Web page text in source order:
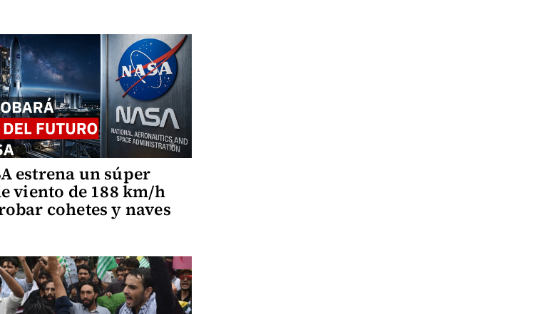
estrena un súper
viento de 188 km/h
cohetes y naves